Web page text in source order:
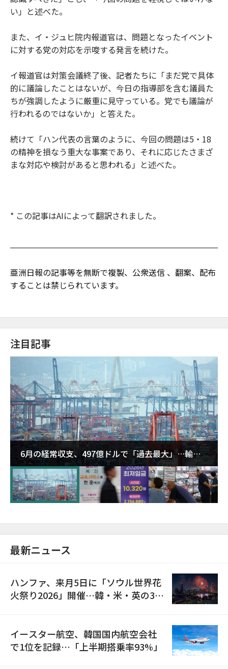
い」と述べた。
また、イ・ジュヒ院内報道官は、問題となったイベント
に対する党の対応を示唆する発言を続けた。
イ報道官は対策会議終了後、記者たちに「まだ党で具体
的に議論したことはないが、今日の指導部を含む議員た
ちが強調したように厳重に見守っている。党でも議論が
行われるのではないか」と答えた。
続けて「ハン代表の言葉のように、今回の問題は5・18
の精神を損なう重大な事案であり、それに応じたさまざ
まな対応や検討があると思われる」と述べた。
* この記事はAIによって翻訳されました。
亜洲日報の記事等を無断で複製、公衆送信 、翻案、配布
することは禁じられています。
注目記事
6月の経常収支、497億ドルで「過去最大」…輸出
が初の1000億ドル突破
最新ニュース
ハンファ、来月5日に「ソウル世界花
火祭り2026」開催…韓・米・英の3カ
イースター航空、韓国国内航空会社
で1位を記録…「上半期搭乗率93%」